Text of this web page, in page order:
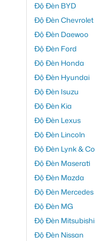
Độ Đèn BYD
Độ Đèn Chevrolet
Độ Đèn Daewoo
Độ Đèn Ford
Độ Đèn Honda
Độ Đèn Hyundai
Độ Đèn Isuzu
Độ Đèn Kia
Độ Đèn Lexus
Độ Đèn Lincoln
Độ Đèn Lynk & Co
Độ Đèn Maserati
Độ Đèn Mazda
Độ Đèn Mercedes
Độ Đèn MG
Độ Đèn Mitsubishi
Độ Đèn Nissan